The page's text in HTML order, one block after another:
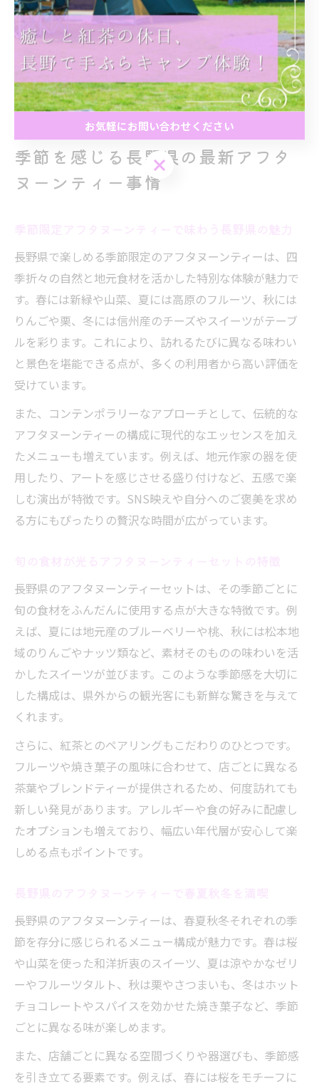
また、季節ごとの限定ブレンドや、ティーフードに合わ
せたペアリング体験も魅力的です。紅茶選びに迷った際
は、気軽にスタッフに相談し、その日の気分や好みに合
わせた一杯を見つけてみてはいかがでしょうか。
季節を感じる長野県の最新アフタ
ヌーンティー事情
長野県で楽しめる季節限定のアフタヌーンティーは、四
季折々の自然と地元食材を活かした特別な体験が魅力で
す。春には新緑や山菜、夏には高原のフルーツ、秋には
りんごや栗、冬には信州産のチーズやスイーツがテーブ
ルを彩ります。これにより、訪れるたびに異なる味わい
と景色を堪能できる点が、多くの利用者から高い評価を
受けています。
また、コンテンポラリーなアプローチとして、伝統的な
アフタヌーンティーの構成に現代的なエッセンスを加え
たメニューも増えています。例えば、地元作家の器を使
用したり、アートを感じさせる盛り付けなど、五感で楽
しむ演出が特徴です。SNS映えや自分へのご褒美を求め
る方にもぴったりの贅沢な時間が広がっています。
長野県のアフタヌーンティーセットは、その季節ごとに
旬の食材をふんだんに使用する点が大きな特徴です。例
えば、夏には地元産のブルーベリーや桃、秋には松本地
域のりんごやナッツ類など、素材そのものの味わいを活
かしたスイーツが並びます。このような季節感を大切に
した構成は、県外からの観光客にも新鮮な驚きを与えて
くれます。
さらに、紅茶とのペアリングもこだわりのひとつです。
フルーツや焼き菓子の風味に合わせて、店ごとに異なる
茶葉やブレンドティーが提供されるため、何度訪れても
新しい発見があります。アレルギーや食の好みに配慮し
たオプションも増えており、幅広い年代層が安心して楽
しめる点もポイントです。
長野県のアフタヌーンティーは、春夏秋冬それぞれの季
節を存分に感じられるメニュー構成が魅力です。春は桜
や山菜を使った和洋折衷のスイーツ、夏は涼やかなゼリ
ーやフルーツタルト、秋は栗やさつまいも、冬はホット
チョコレートやスパイスを効かせた焼き菓子など、季節
ごとに異なる味が楽しめます。
また、店舗ごとに異なる空間づくりや器選びも、季節感
を引き立てる要素です。例えば、春には桜をモチーフに
お気軽にお問い合わせください
お気軽にお問い合わせください